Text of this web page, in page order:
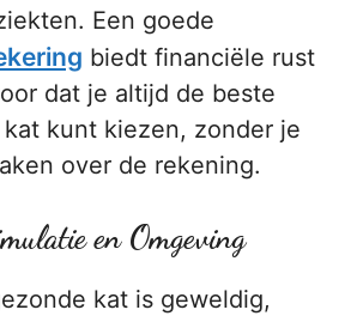
Een goede
biedt financiële rust
dat je altijd de beste
kunt kiezen, zonder je
over de rekening.
en Omgeving
kat is geweldig,